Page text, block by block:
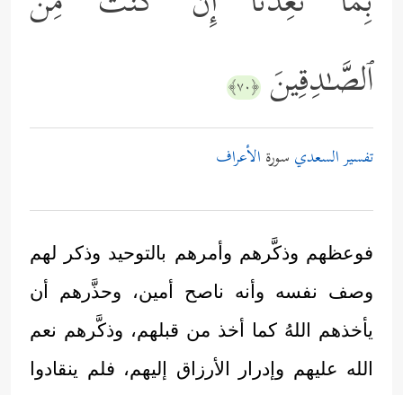
ٱلصَّـٰدِقِینَ ﴿٧٠﴾
تفسير السعدي سورة الأعراف
فوعظهم وذكَّرهم وأمرهم بالتوحيد وذكر لهم
وصف نفسه وأنه ناصح أمين، وحذَّرهم أن
يأخذهم اللهُ كما أخذ من قبلهم، وذكَّرهم نعم
الله عليهم وإدرار الأرزاق إليهم، فلم ينقادوا